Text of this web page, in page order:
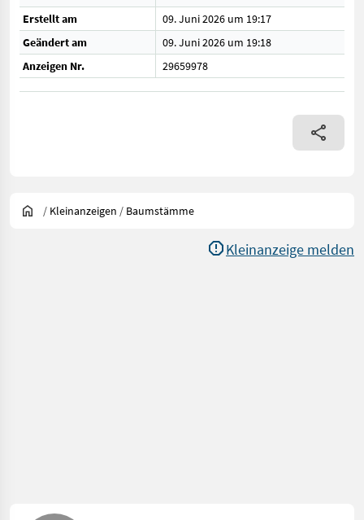
Erstellt am
09. Juni 2026 um 19:17
Geändert am
09. Juni 2026 um 19:18
Anzeigen Nr.
29659978
/ Kleinanzeigen / Baumstämme
Kleinanzeige melden